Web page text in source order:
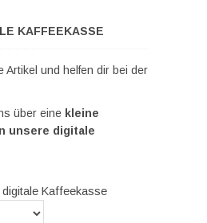
KAFFEEKASSE
Artikel und helfen dir bei der
über eine kleine
unsere digitale
Kaffeekasse